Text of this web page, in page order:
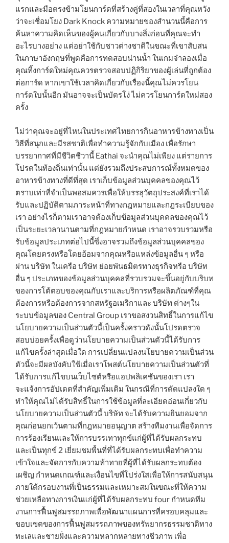
แรกและมือตรงข้ามโยนการ์ดที่สร้างคู่ที่สองในเวลาที่คุณหวัง
ว่าจะเชื่อมโยง Dark Knock ความหมายของสำนวนนี้คือการ
ค้นหาความคิดเห็นของผู้คนเกี่ยวกับบางสิ่งก่อนที่คุณจะทำ
อะไรบางอย่าง แต่อย่าใช้กับชาวต่างชาติในขณะที่เขาสับสน
ในภาษาอังกฤษที่พูดคือการทดสอบน่านน้ำ ในเกมจำลองเมื่อ
คุณทิ้งการ์ดใหม่คุณควรตรวจสอบปฏิกิริยาของผู้เล่นที่ถูกต้อง
ต่อการ์ด หากเขาใช้เวลาคิดเกี่ยวกับเรื่องนี้คุณไม่ควรโยน
การ์ดใบนั้นอีก มันอาจจะเป็นบัตรโง่ ไม่ควรโยนการ์ดใหม่สอง
ครั้ง
ไม่ว่าคุณจะอยู่ที่ไหนในประเทศไทยการกินอาหารข้างทางเป็น
วิธีที่สนุกและมีรสชาติเพื่อทำความรู้จักกับเมือง เพื่อรักษา
บรรยากาศที่มีชีวิตชีวานี้ Eathai จะนำคุณไม่เพียง แต่รายการ
โปรดในท้องถิ่นเท่านั้น แต่ยังรวมถึงประสบการณ์ทั้งหมดของ
อาหารข้างทางที่ดีที่สุด เราเก็บข้อมูลส่วนบุคคลของคุณไว้
ตราบเท่าที่จำเป็นพอสมควรเพื่อให้บรรลุวัตถุประสงค์ที่เราได้
รับและปฏิบัติตามภาระหน้าที่ทางกฎหมายและกฎระเบียบของ
เรา อย่างไรก็ตามเราอาจต้องเก็บข้อมูลส่วนบุคคลของคุณไว้
เป็นระยะเวลานานตามที่กฎหมายกำหนด เราอาจรวบรวมหรือ
รับข้อมูลประเภทต่อไปนี้ซึ่งอาจรวมถึงข้อมูลส่วนบุคคลของ
คุณโดยตรงหรือโดยอ้อมจากคุณหรือแหล่งข้อมูลอื่น ๆ หรือ
ผ่าน บริษัท ในเครือ บริษัท ย่อยพันธมิตรทางธุรกิจหรือ บริษัท
อื่น ๆ ประเภทของข้อมูลส่วนบุคคลที่รวบรวมจะขึ้นอยู่กับบริบท
ของการโต้ตอบของคุณกับเราและบริการหรือผลิตภัณฑ์ที่คุณ
ต้องการหรือต้องการจากสหรัฐอเมริกาและ บริษัท ต่างๆใน
ระบบข้อมูลของ Central Group เราขอสงวนสิทธิ์ในการแก้ไข
นโยบายความเป็นส่วนตัวนี้เป็นครั้งคราวดังนั้นโปรดตรวจ
สอบบ่อยครั้งเพื่อดูว่านโยบายความเป็นส่วนตัวนี้ได้รับการ
แก้ไขครั้งล่าสุดเมื่อใด การเปลี่ยนแปลงนโยบายความเป็นส่วน
ตัวนี้จะมีผลบังคับใช้เมื่อเราโพสต์นโยบายความเป็นส่วนตัวที่
ได้รับการแก้ไขบนเว็บไซต์หรือแอปพลิเคชันของเรา เรา
จะแจ้งการอัปเดตที่สำคัญเพิ่มเติม ในกรณีที่การดัดแปลงใด ๆ
ทำให้คุณไม่ได้รับสิทธิ์ในการใช้ข้อมูลที่ละเอียดอ่อนเกี่ยวกับ
นโยบายความเป็นส่วนตัวนี้ บริษัท จะได้รับความยินยอมจาก
คุณก่อนยกเว้นตามที่กฎหมายอนุญาต สร้างทีมงานเพื่อจัดการ
การร้องเรียนและให้การบรรเทาทุกข์แก่ผู้ที่ได้รับผลกระทบ
และเป็นทุกข์ 2 เยี่ยมชมพื้นที่ที่ได้รับผลกระทบเพื่อทำความ
เข้าใจและจัดการกับความท้าทายที่ผู้ที่ได้รับผลกระทบต้อง
เผชิญ กำหนดเกณฑ์และเงื่อนไขที่โปร่งใสเพื่อให้การสนับสนุน
ภายใต้กรอบงานที่เป็นธรรมและเหมาะสมในขณะที่ให้ความ
ช่วยเหลือทางการเงินแก่ผู้ที่ได้รับผลกระทบ four กำหนดทีม
งานการฟื้นฟูสมรรถภาพเพื่อพัฒนาแผนการที่ครอบคลุมและ
ขอบเขตของการฟื้นฟูสมรรถภาพของทรัพยากรธรรมชาติทาง
ทะเลและชายฝั่งและความหลากหลายทางชีวภาพ เพื่อ